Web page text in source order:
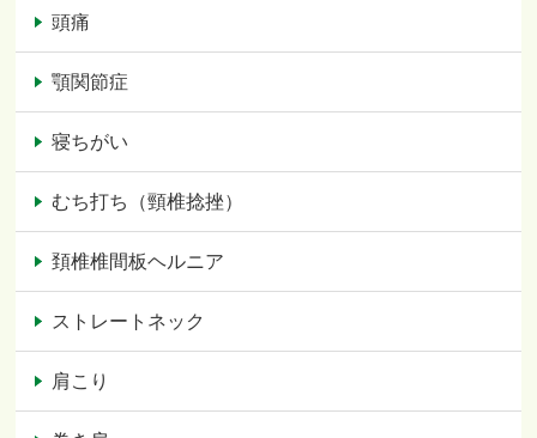
頭痛
顎関節症
寝ちがい
むち打ち（頸椎捻挫）
頚椎椎間板ヘルニア
ストレートネック
肩こり